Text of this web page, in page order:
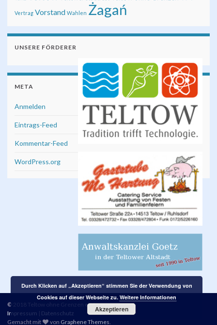
Vertrag Vorstand Wahlen Żagań
UNSERE FÖRDERER
META
Anmelden
Eintrags-Feed
Kommentar-Feed
WordPress.org
© 2018 Teltow ohne Grenzen e. V.
Impressum | Datenschutz
Gemacht mit
von Graphene Themes
Durch Klicken auf „Akzeptieren“ stimmen Sie der Verwendung von
Cookies auf dieser Webseite zu.Weitere Informationen
Akzeptieren